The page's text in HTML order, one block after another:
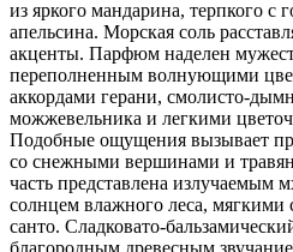
из яркого мандарина, терпкого с
апельсина. Морская соль
акценты. Парфюм наделен
переполненным волнующими
аккордами герани, смолисто-
можжевельника и легкими
Подобные ощущения вызывает
со снежными вершинами и
часть представлена излучаемым
солнцем влажного леса,
санто. Сладковато-